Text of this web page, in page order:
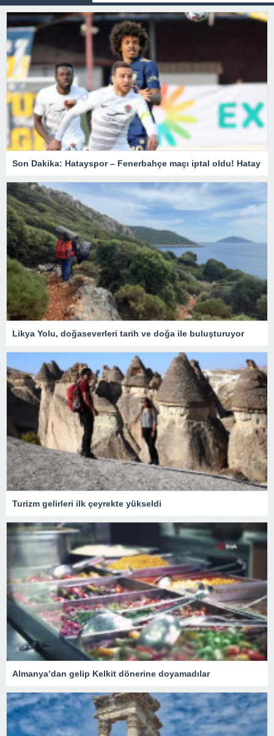
Son Dakika: Hatayspor – Fenerbahçe maçı iptal oldu! Hatay
Likya Yolu, doğaseverleri tarih ve doğa ile buluşturuyor
Turizm gelirleri ilk çeyrekte yükseldi
Almanya’dan gelip Kelkit dönerine doyamadılar